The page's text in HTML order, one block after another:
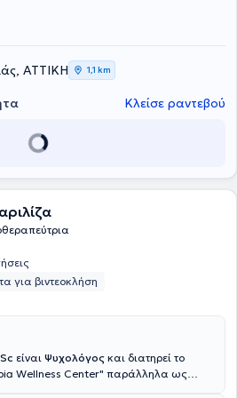
τη Συμβουλευτική γονέων, τη
την Ειδική αγωγή και τις
τη Θεραπεία συμπεριφοράς αλλά
με ειδικές ανάγκες - AMEA.
ΑΤΤΙΚΗ 1,1 km
Κλείσε ραντεβού
για βιντεοκλήση
είναι Ψυχολόγος και διατηρεί το
Wellness Center" παράλληλα ως